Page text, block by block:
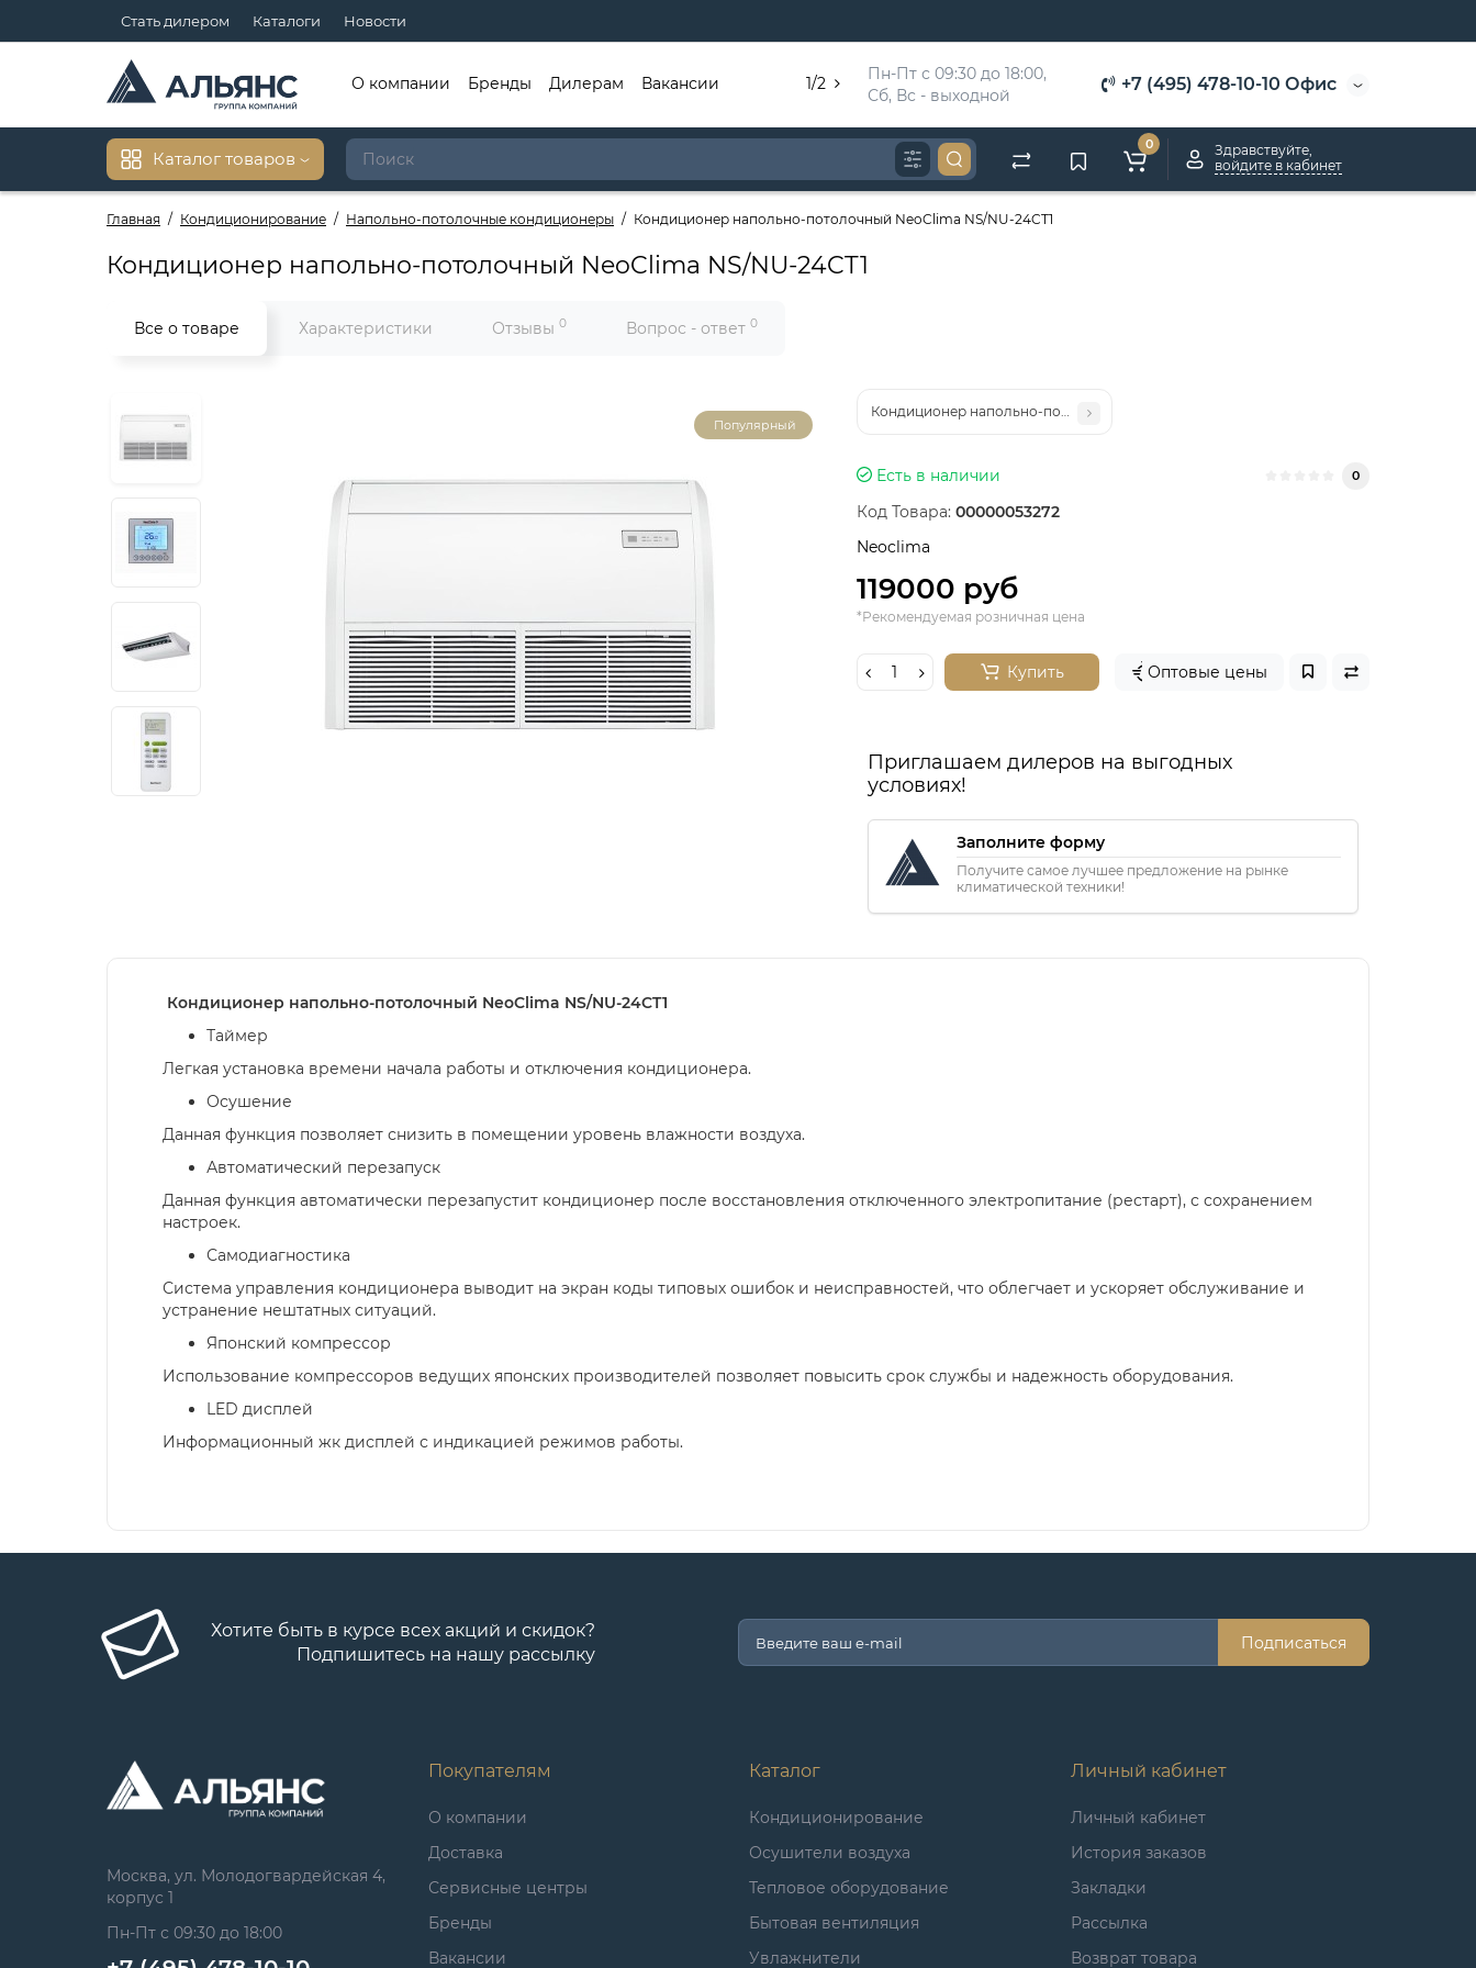
Стать дилером Каталоги Новости
Пн-Пт с 09:30 до 18:00,
Сб, Вс - выходной
+7 (495) 478-10-10 Офис
1/2
О компании Бренды Дилерам Вакансии
Каталог товаров
0
Здравствуйте,
войдите в кабинет
Главная Кондиционирование Напольно-потолочные кондиционеры Кондиционер напольно-потолочный NeoClima NS/NU-24CT1
Кондиционер напольно-потолочный NeoClima NS/NU-24CT1
Все о товаре Характеристики Отзывы 0 Вопрос - ответ 0
Популярный
Кондиционер напольно-потолочный NeoClima NS/NU-36CT3
Есть в наличии 0
Код Товара: 00000053272
Neoclima
119000 руб
*Рекомендуемая розничная цена
Купить Оптовые цены
Приглашаем дилеров на выгодных
условиях!
Заполните форму
Получите самое лучшее предложение на рынке
климатической техники!
Кондиционер напольно-потолочный NeoClima NS/NU-24CT1
Таймер
Легкая установка времени начала работы и отключения кондиционера.
Осушение
Данная функция позволяет снизить в помещении уровень влажности воздуха.
Автоматический перезапуск
Данная функция автоматически перезапустит кондиционер после восстановления отключенного электропитание (рестарт), с сохранением
настроек.
Самодиагностика
Система управления кондиционера выводит на экран коды типовых ошибок и неисправностей, что облегчает и ускоряет обслуживание и
устранение нештатных ситуаций.
Японский компрессор
Использование компрессоров ведущих японских производителей позволяет повысить срок службы и надежность оборудования.
LED дисплей
Информационный жк дисплей с индикацией режимов работы.
Хотите быть в курсе всех акций и скидок?
Подпишитесь на нашу рассылку
Подписаться
Москва, ул. Молодогвардейская 4,
корпус 1
Пн-Пт с 09:30 до 18:00
Покупателям
О компании
Доставка
Сервисные центры
Бренды
Вакансии
Каталог
Кондиционирование
Осушители воздуха
Тепловое оборудование
Бытовая вентиляция
Увлажнители
Личный кабинет
Личный кабинет
История заказов
Закладки
Рассылка
Возврат товара